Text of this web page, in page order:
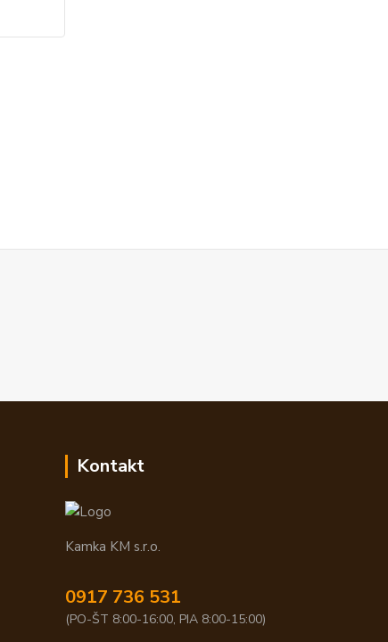
Kontakt
Kamka KM s.r.o.
0917 736 531
(PO-ŠT 8:00-16:00, PIA 8:00-15:00)